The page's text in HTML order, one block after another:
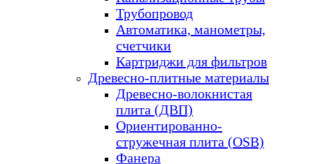
Трубопровод
Автоматика, манометры,
счетчики
Картриджи для фильтров
Древесно-плитные материалы
Древесно-волокнистая
плита (ДВП)
Ориентированно-
стружечная плита (OSB)
Фанера